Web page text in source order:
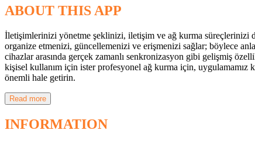
ABOUT THIS APP
İletişimlerinizi yönetme şeklinizi, iletişim ve ağ kurma süreçlerinizi
organize etmenizi, güncellemenizi ve erişmenizi sağlar; böylece
cihazlar arasında gerçek zamanlı senkronizasyon gibi gelişmiş
kişisel kullanım için ister profesyonel ağ kurma için,
önemli hale getirin.
Read more
INFORMATION